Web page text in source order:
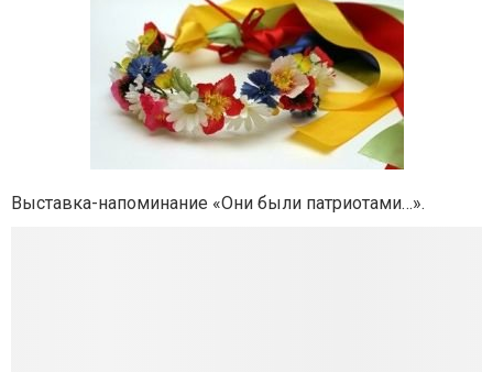
Выставка-напоминание «Они были патриотами…».